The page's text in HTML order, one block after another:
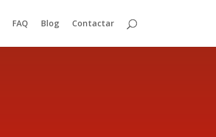
FAQ Blog Contactar